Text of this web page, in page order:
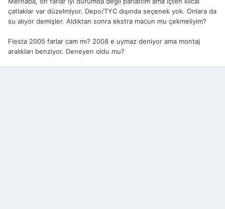
çatlaklar var düzelmiyor. Depo/TYC dışında seçenek yok. Onlara da
su alıyor demişler. Aldıktan sonra ekstra macun mu çekmeliyim?
Fiesta 2005 farlar cam mı? 2008 e uymaz deniyor ama montaj
aralıkları benziyor. Deneyen oldu mu?